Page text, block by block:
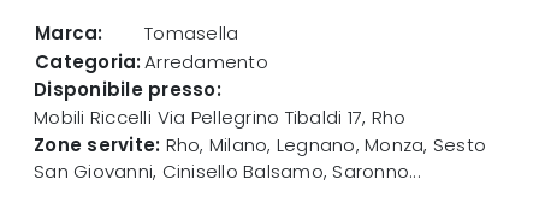
Marca:
Tomasella
Categoria:Arredamento
Disponibile presso:
Mobili Riccelli Via Pellegrino Tibaldi 17, Rho
Zone servite: Rho, Milano, Legnano, Monza, Sesto
San Giovanni, Cinisello Balsamo, Saronno...